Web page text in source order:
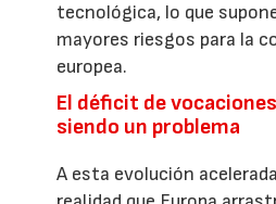
tecnológica, lo que
mayores riesgos para la
europea.
El déficit de
siendo un problema
A esta evolución